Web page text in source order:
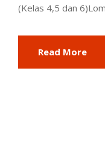
(Kelas 4,5 dan
Read More